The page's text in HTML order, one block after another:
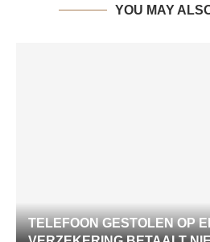
YOU MAY
TELEFOON GESTOLEN OP